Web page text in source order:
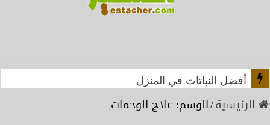
أفضل النباتات في المنزل
الرئيسية/الوسم:علاج الوحمات